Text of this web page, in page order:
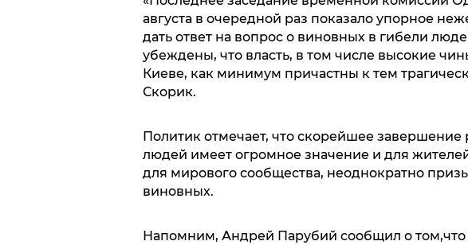
августа в очередной раз показало упорное
дать ответ на вопрос о виновных в гибели
убеждены, что власть, в том числе высокие
Киеве, как минимум причастны к тем
Скорик.
Политик отмечает, что скорейшее завершение
людей имеет огромное значение и для
для мирового сообщества, неоднократно
виновных.
Напомним, Андрей Парубий сообщил о том,что